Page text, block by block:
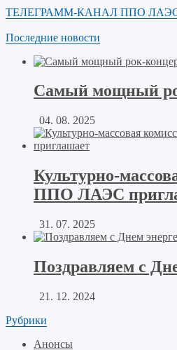
ТЕЛЕГРАММ-КАНАЛ ППО
Последние новости
Самый мощный
04. 08. 2025
Культурно-
ППО ЛАЭС
31. 07. 2025
Поздравляем с
21. 12. 2024
Рубрики
Анонсы